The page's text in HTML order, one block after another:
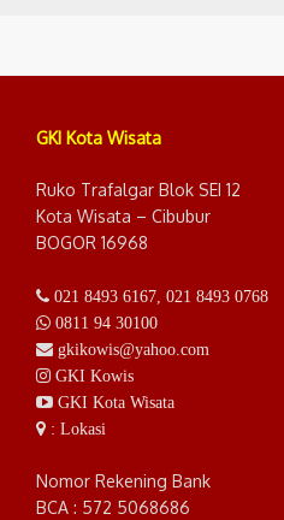
GKI Kota Wisata
Ruko Trafalgar Blok SEI 12
Kota Wisata – Cibubur
BOGOR 16968
021 8493 6167 021 8493 0768
0811 94 30100
gkikowis@yahoo.com
GKI Kowis
GKI Kota Wisata
: Lokasi
Nomor Rekening Bank
BCA : 572 5068686